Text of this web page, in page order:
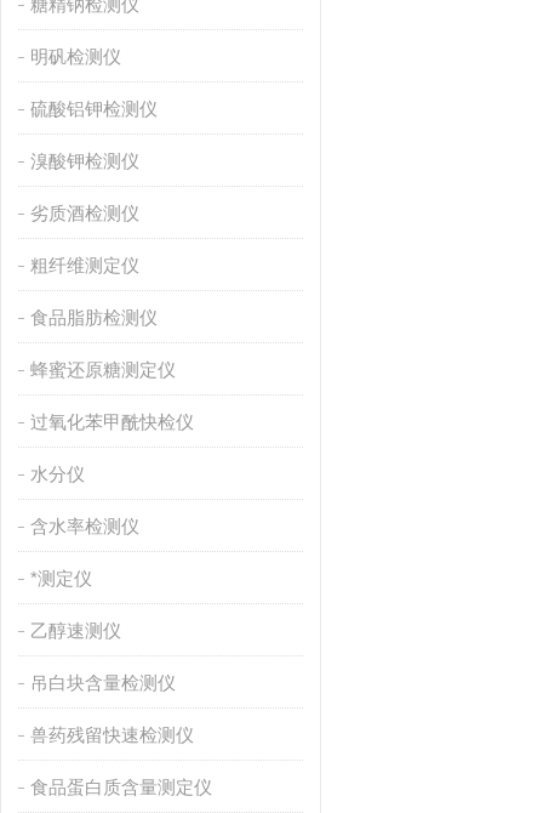
糖精钠检测仪
明矾检测仪
硫酸铝钾检测仪
溴酸钾检测仪
劣质酒检测仪
粗纤维测定仪
食品脂肪检测仪
蜂蜜还原糖测定仪
过氧化苯甲酰快检仪
水分仪
含水率检测仪
*测定仪
乙醇速测仪
吊白块含量检测仪
兽药残留快速检测仪
食品蛋白质含量测定仪